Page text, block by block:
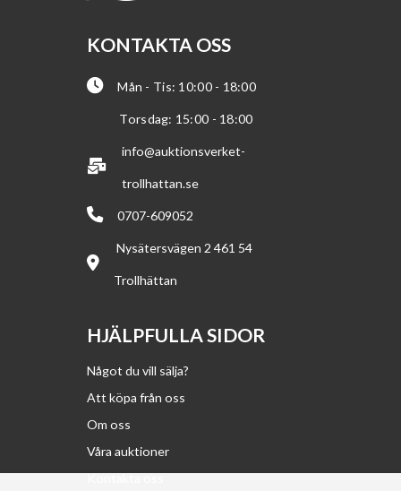
KONTAKTA OSS
Mån - Tis: 10:00 - 18:00
Torsdag: 15:00 - 18:00
info@auktionsverket-
trollhattan.se
0707-609052
Nysätersvägen 2 461 54
Trollhättan
HJÄLPFULLA SIDOR
Något du vill sälja?
Att köpa från oss
Om oss
Våra auktioner